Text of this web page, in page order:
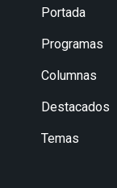
Portada
Programas
Columnas
Destacados
Temas